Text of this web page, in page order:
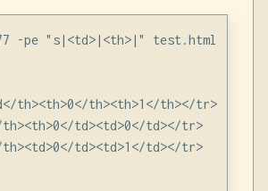
-pe "s|<td>|<th>|" test.html
th><th>0</th><th>1</th></tr>
td><td>0</td></tr>
td><td>1</td></tr>